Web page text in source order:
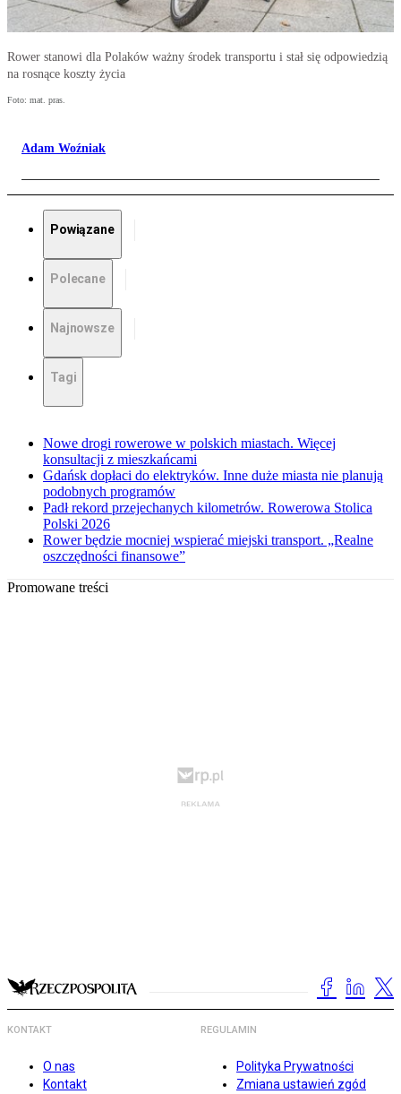
Rower stanowi dla Polaków ważny środek transportu i stał się odpowiedzią
na rosnące koszty życia
Foto: mat. pras.
Adam Woźniak
Powiązane
Polecane
Najnowsze
Tagi
Nowe drogi rowerowe w polskich miastach. Więcej
konsultacji z mieszkańcami
Gdańsk dopłaci do elektryków. Inne duże miasta nie planują
podobnych programów
Padł rekord przejechanych kilometrów. Rowerowa Stolica
Polski 2026
Rower będzie mocniej wspierać miejski transport. „Realne
oszczędności finansowe”
Promowane treści
KONTAKT
O nas
Kontakt
REGULAMIN
Polityka Prywatności
Zmiana ustawień zgód